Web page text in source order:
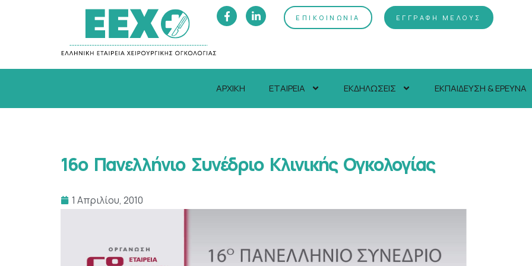
ΕΠΙΚΟΙΝΩΝΙΑ ΕΓΓΡΑΦΗ ΜΕΛΟΥΣ
ΑΡΧΙΚΗ ΕΤΑΙΡΕΙΑ ΕΚΔΗΛΩΣΕΙΣ ΕΚΠΑΙΔΕΥΣΗ & ΕΡΕΥΝΑ
16ο Πανελλήνιο Συνέδριο Κλινικής Ογκολογίας
1 Απριλίου, 2010